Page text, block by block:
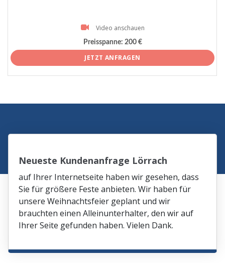
Video anschauen
Preisspanne: 200 €
JETZT ANFRAGEN
Neueste Kundenanfrage Lörrach
auf Ihrer Internetseite haben wir gesehen, dass
Sie für größere Feste anbieten. Wir haben für
unsere Weihnachtsfeier geplant und wir
brauchten einen Alleinunterhalter, den wir auf
Ihrer Seite gefunden haben. Vielen Dank.